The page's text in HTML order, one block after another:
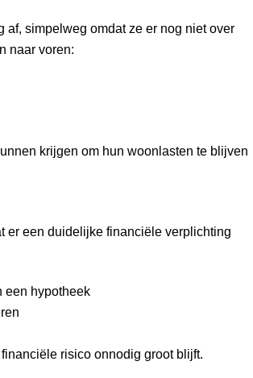
simpelweg omdat ze er nog niet over
naar voren:
krijgen om hun woonlasten te blijven
er een duidelijke financiële verplichting
een hypotheek
risico onnodig groot blijft.